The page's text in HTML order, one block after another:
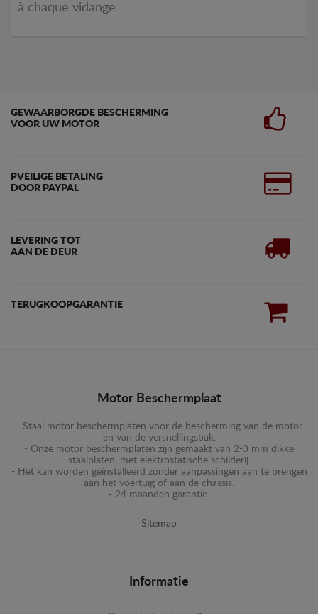
à chaque vidange
GEWAARBORGDE BESCHERMING
VOOR UW MOTOR
PVEILIGE BETALING
DOOR PAYPAL
LEVERING TOT
AAN DE DEUR
TERUGKOOPGARANTIE
Motor Beschermplaat
- Staal motor beschermplaten voor de bescherming van de motor
en van de versnellingsbak.
- Onze motor beschermplaten zijn gemaakt van 2-3 mm dikke
staalplaten, met elektrostatische schilderij.
- Het kan worden geïnstalleerd zonder aanpassingen aan te brengen
aan het voertuig of aan de chassis.
- 24 maanden garantie.
Sitemap
Informatie